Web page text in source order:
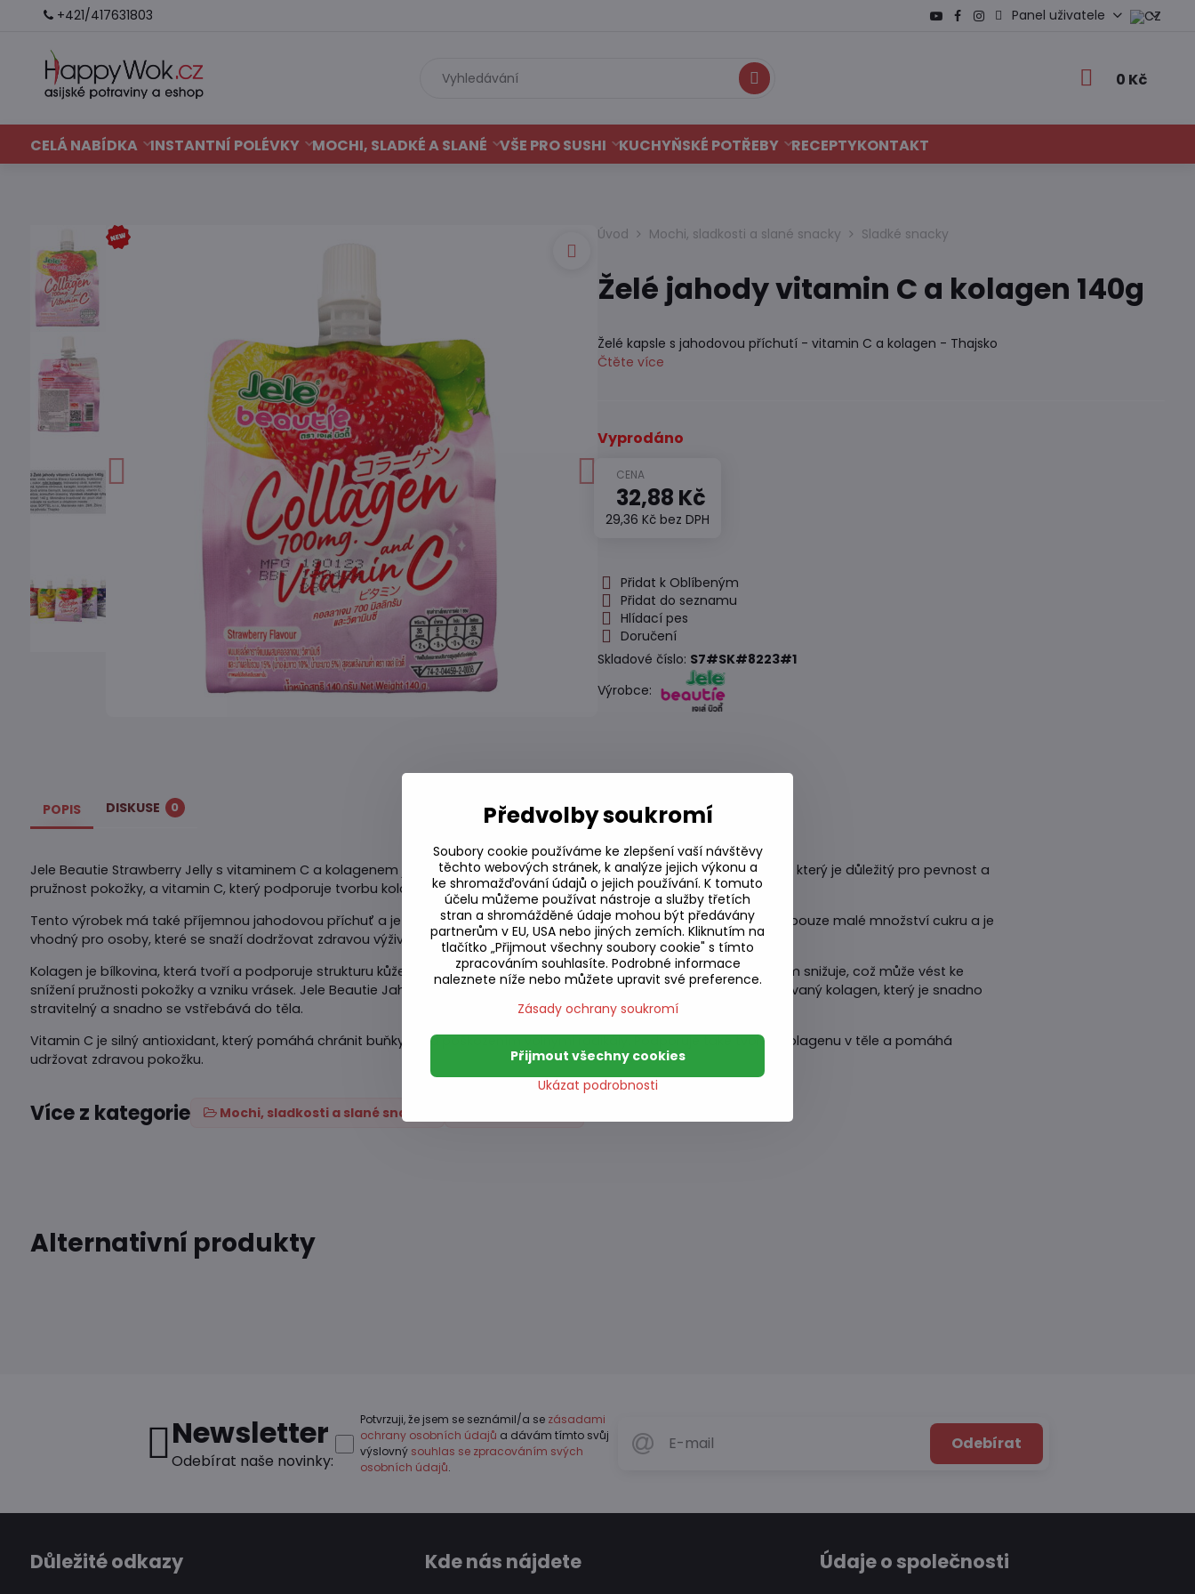
+421/417631803 Panel uživatele
Hledat 0 Kč
CELÁ NABÍDKA INSTANTNÍ POLÉVKY MOCHI, SLADKÉ A SLANÉ VŠE PRO SUSHI KUCHYŇSKÉ POTŘEBY RECEPTYKONTAKT
Úvod Mochi, sladkosti a slané snacky Sladké snacky
Želé jahody vitamin C a kolagen 140g
Želé kapsle s jahodovou příchutí - vitamin C a kolagen - Thajsko
Čtěte více
Vyprodáno
32,88 Kč
29,36 Kč bez DPH
Přidat k Oblíbeným
Přidat do seznamu
Hlídací pes
Doručení
Skladové číslo: S7#SK#8223#1
Výrobce:
POPIS DISKUSE 0
Jele Beautie Strawberry Jelly s vitaminem C a kolagenem je přípravek určený k podpoře zdraví pleti. Obsahuje kolagen, který je důležitý pro pevnost a
pružnost pokožky, a vitamin C, který podporuje tvorbu kolagenu v těle.
Tento výrobek má také příjemnou jahodovou příchuť a je ve formě želé, které se snadno a pohodlně užívá. Obsahuje pouze malé množství cukru a je
vhodný pro osoby, které se snaží dodržovat zdravou výživu.
Kolagen je bílkovina, která tvoří a podporuje strukturu kůže, vlasů, nehtů, kloubů a kostí. Jeho množství v těle se s věkem snižuje, což může vést ke
snížení pružnosti pokožky a vzniku vrásek. Jele Beautie Jahodové želé s vitaminem C a kolagenem obsahuje hydrolyzovaný kolagen, který je snadno
stravitelný a snadno se vstřebává do těla.
Vitamin C je silný antioxidant, který pomáhá chránit buňky před poškozením volnými radikály. Podporuje také tvorbu kolagenu v těle a pomáhá
udržovat zdravou pokožku.
Více z kategorie Mochi, sladkosti a slané snacky
Alternativní produkty
Newsletter
Odebírat naše novinky:
Odebírat
Potvrzuji, že jsem se seznámil/a se zásadami
ochrany osobních údajů a dávám tímto svůj
výslovný souhlas se zpracováním svých
osobních údajů.
Důležité odkazy Kde nás nájdete Údaje o společnosti
Předvolby soukromí
Soubory cookie používáme ke zlepšení vaší návštěvy
těchto webových stránek, k analýze jejich výkonu a
ke shromažďování údajů o jejich používání. K tomuto
účelu můžeme používat nástroje a služby třetích
stran a shromážděné údaje mohou být předávány
partnerům v EU, USA nebo jiných zemích. Kliknutím na
tlačítko „Přijmout všechny soubory cookie" s tímto
zpracováním souhlasíte. Podrobné informace
naleznete níže nebo můžete upravit své preference.
Zásady ochrany soukromí
Ukázat podrobnosti
Přijmout všechny cookies